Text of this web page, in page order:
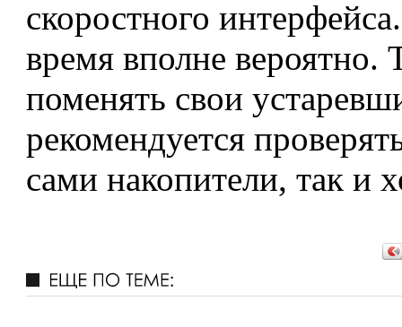
скоростного
время вполне вероятно.
поменять свои
рекомендуется
сами накопители, так и